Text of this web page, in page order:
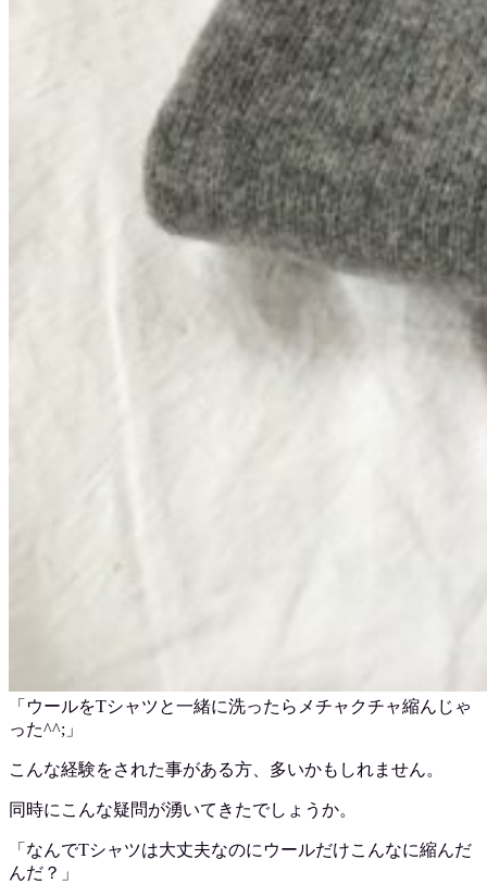
「ウールをTシャツと一緒に洗ったらメチャクチャ縮んじゃ
った^^;」
こんな経験をされた事がある方、多いかもしれません。
同時にこんな疑問が湧いてきたでしょうか。
「なんでTシャツは大丈夫なのにウールだけこんなに縮んだ
んだ？」